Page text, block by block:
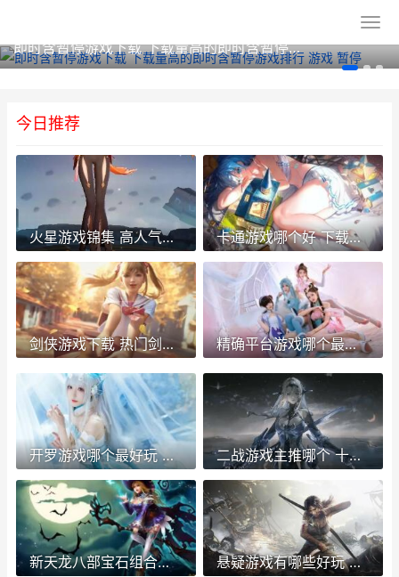
即时含暂停游戏下载 下载量高的即时含暂停游戏排行 游戏 暂停
今日推荐
火星游戏锦集 高人气火星游戏排行榜 火星游戏推荐手游 卡通游戏哪个好 下载量高的卡通游戏排行榜前10 热门卡通游戏
剑侠游戏下载 热门剑侠游戏主推 剑侠app 精确平台游戏哪个最好玩 热门精确平台游戏盘点 游戏中的精准是什么意思
开罗游戏哪个最好玩 高人气开罗游戏精选 开罗游戏哪个最强 二战游戏主推哪个 十大必玩二战游戏精选 二战游戏主推哪些游戏
新天龙八部宝石组合策略 新天龙八部宝石琢刻符在哪里买 悬疑游戏有哪些好玩 十大必玩悬疑游戏排行 悬疑游戏排行榜